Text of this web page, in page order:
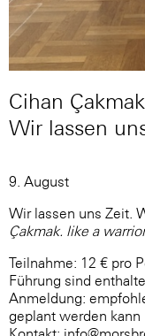
Cihan
Wir lassen
9. August
Wir lassen uns Zeit.
Çakmak. like a
Teilnahme: 12 € pro
Führung sind
Anmeldung:
geplant werden kann